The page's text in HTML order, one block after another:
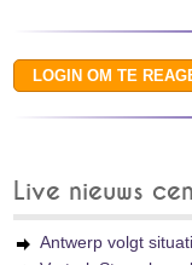
Live nieuws
Antwerp volgt